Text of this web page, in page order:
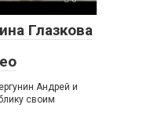
Глазкова
Андрей и
своим